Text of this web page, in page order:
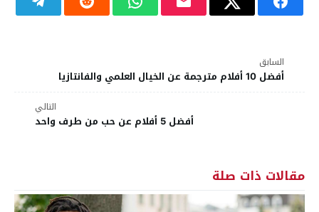
السابق
أفضل 10 أفلام مترجمة عن الخيال العلمي والفانتازيا
التالي
أفضل 5 أفلام عن حب من طرف واحد
مقالات ذات صلة